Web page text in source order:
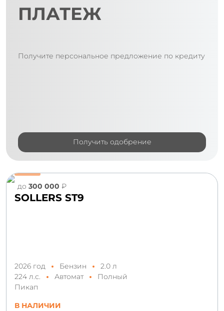
ПЛАТЕЖ
Получите персональное предложение по кредиту
Получить одобрение
до 300 000 ₽
SOLLERS ST9
2026 год Бензин
2.0 л
224 л.с.
Автомат
Полный
Пикап
В НАЛИЧИИ